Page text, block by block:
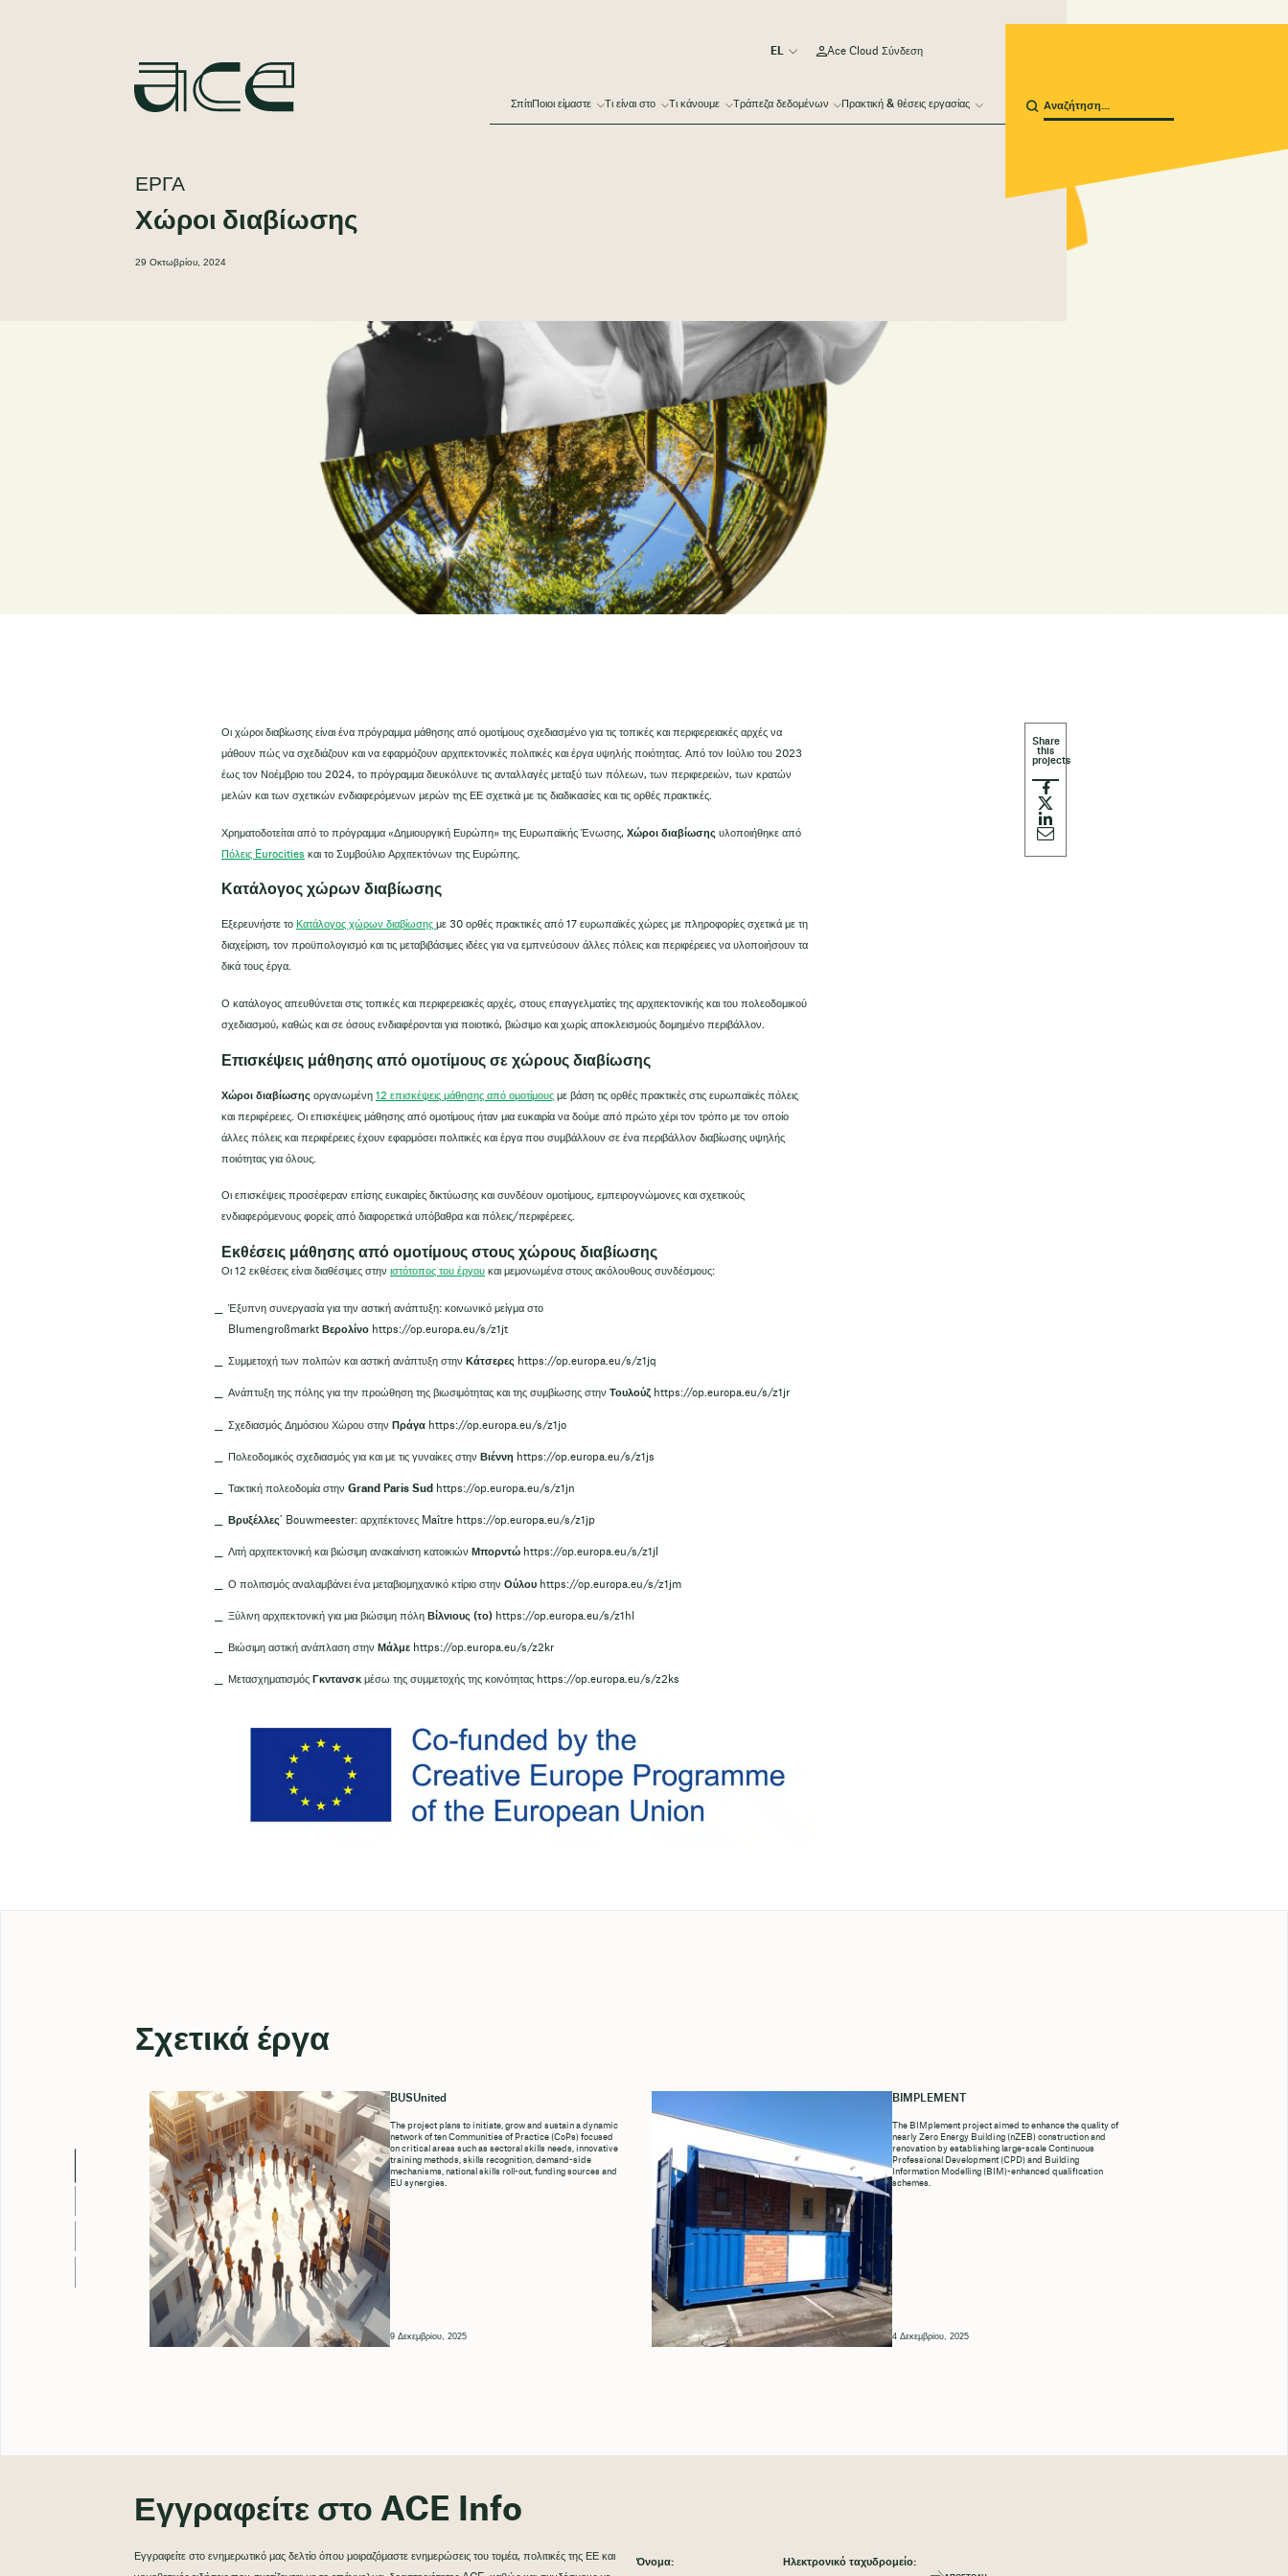
ΣπίτιΠοιοι είμαστε Τι είναι στο Τι κάνουμε Τράπεζα δεδομένων Πρακτική & θέσεις εργασίας
Ace Cloud Σύνδεση
ΈΡΓΑ
Χώροι διαβίωσης
29 Οκτωβρίου, 2024
Οι χώροι διαβίωσης είναι ένα πρόγραμμα μάθησης από ομοτίμους σχεδιασμένο για τις τοπικές και περιφερειακές αρχές να
μάθουν πώς να σχεδιάζουν και να εφαρμόζουν αρχιτεκτονικές πολιτικές και έργα υψηλής ποιότητας. Από τον Ιούλιο του 2023
έως τον Νοέμβριο του 2024, το πρόγραμμα διευκόλυνε τις ανταλλαγές μεταξύ των πόλεων, των περιφερειών, των κρατών
μελών και των σχετικών ενδιαφερόμενων μερών της ΕΕ σχετικά με τις διαδικασίες και τις ορθές πρακτικές.
Χρηματοδοτείται από το πρόγραμμα «Δημιουργική Ευρώπη» της Ευρωπαϊκής Ένωσης, Χώροι διαβίωσης υλοποιήθηκε από
Πόλεις Eurocities και το Συμβούλιο Αρχιτεκτόνων της Ευρώπης.
Κατάλογος χώρων διαβίωσης
Εξερευνήστε το Κατάλογος χώρων διαβίωσης με 30 ορθές πρακτικές από 17 ευρωπαϊκές χώρες με πληροφορίες σχετικά με τη
διαχείριση, τον προϋπολογισμό και τις μεταβιβάσιμες ιδέες για να εμπνεύσουν άλλες πόλεις και περιφέρειες να υλοποιήσουν τα
δικά τους έργα.
Ο κατάλογος απευθύνεται στις τοπικές και περιφερειακές αρχές, στους επαγγελματίες της αρχιτεκτονικής και του πολεοδομικού
σχεδιασμού, καθώς και σε όσους ενδιαφέρονται για ποιοτικό, βιώσιμο και χωρίς αποκλεισμούς δομημένο περιβάλλον.
Επισκέψεις μάθησης από ομοτίμους σε χώρους διαβίωσης
Χώροι διαβίωσης οργανωμένη 12 επισκέψεις μάθησης από ομοτίμους με βάση τις ορθές πρακτικές στις ευρωπαϊκές πόλεις
και περιφέρειες. Οι επισκέψεις μάθησης από ομοτίμους ήταν μια ευκαιρία να δούμε από πρώτο χέρι τον τρόπο με τον οποίο
άλλες πόλεις και περιφέρειες έχουν εφαρμόσει πολιτικές και έργα που συμβάλλουν σε ένα περιβάλλον διαβίωσης υψηλής
ποιότητας για όλους.
Οι επισκέψεις προσέφεραν επίσης ευκαιρίες δικτύωσης και συνδέουν ομοτίμους, εμπειρογνώμονες και σχετικούς
ενδιαφερόμενους φορείς από διαφορετικά υπόβαθρα και πόλεις/περιφέρειες.
Εκθέσεις μάθησης από ομοτίμους στους χώρους διαβίωσης
Οι 12 εκθέσεις είναι διαθέσιμες στην ιστότοπος του έργου και μεμονωμένα στους ακόλουθους συνδέσμους:
Έξυπνη συνεργασία για την αστική ανάπτυξη: κοινωνικό μείγμα στο
Blumengroßmarkt Βερολίνο https://op.europa.eu/s/z1jt
Συμμετοχή των πολιτών και αστική ανάπτυξη στην Κάτσερες https://op.europa.eu/s/z1jq
Ανάπτυξη της πόλης για την προώθηση της βιωσιμότητας και της συμβίωσης στην Τουλούζ https://op.europa.eu/s/z1jr
Σχεδιασμός Δημόσιου Χώρου στην Πράγα https://op.europa.eu/s/z1jo
Πολεοδομικός σχεδιασμός για και με τις γυναίκες στην Βιέννη https://op.europa.eu/s/z1js
Τακτική πολεοδομία στην Grand Paris Sud https://op.europa.eu/s/z1jn
Βρυξέλλες’ Bouwmeester: αρχιτέκτονες Maître https://op.europa.eu/s/z1jp
Λιτή αρχιτεκτονική και βιώσιμη ανακαίνιση κατοικιών Μπορντώ https://op.europa.eu/s/z1jl
Ο πολιτισμός αναλαμβάνει ένα μεταβιομηχανικό κτίριο στην Ούλου https://op.europa.eu/s/z1jm
Ξύλινη αρχιτεκτονική για μια βιώσιμη πόλη Βίλνιους (το) https://op.europa.eu/s/z1hI
Βιώσιμη αστική ανάπλαση στην Μάλμε https://op.europa.eu/s/z2kr
Μετασχηματισμός Γκντανσκ μέσω της συμμετοχής της κοινότητας https://op.europa.eu/s/z2ks
Σχετικά έργα
BUSUnited
The project plans to initiate, grow and sustain a dynamic
network of ten Communities of Practice (CoPs) focused
on critical areas such as sectoral skills needs, innovative
training methods, skills recognition, demand-side
mechanisms, national skills roll-out, funding sources and
EU synergies.
9 Δεκεμβρίου, 2025
BIMPLEMENT
The BIMplement project aimed to enhance the quality of
nearly Zero Energy Building (nZEB) construction and
renovation by establishing large-scale Continuous
Professional Development (CPD) and Building
Information Modelling (BIM)-enhanced qualification
schemes.
4 Δεκεμβρίου, 2025
Εγγραφείτε στο ACE Info
Εγγραφείτε στο ενημερωτικό μας δελτίο όπου μοιραζόμαστε ενημερώσεις του τομέα, πολιτικές της ΕΕ και